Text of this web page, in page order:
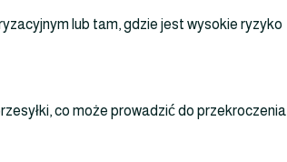
lub tam, gdzie jest wysokie ryzyko
co może prowadzić do przekroczenia